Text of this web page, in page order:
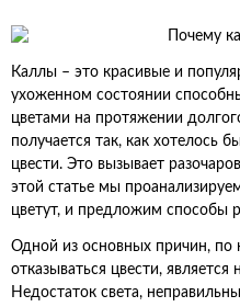
Каллы – это красивые и
ухоженном состоянии
цветами на протяжении
получается так, как хотелось
цвести. Это вызывает
этой статье мы
цветут, и предложим способы
Одной из основных причин, по
отказываться цвести,
Недостаток света,